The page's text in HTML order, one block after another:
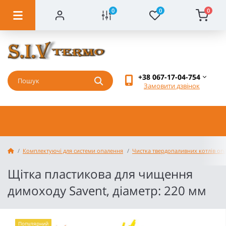
0 0 0
+38 067-17-04-754
Замовити дзвінок
Комплектуючі для системи опалення Чистка твердопаливних котлів
Щітка пластикова для чищення
димоходу Savent, діаметр: 220 мм
Популярний